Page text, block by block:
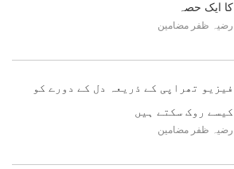
کا ایک حصہ
رضیہ ظفر مضامین
فیزیو تھراپی کے ذریعہ دل کے دورے کو
کیسے روک سکتے ہیں
رضیہ ظفر مضامین